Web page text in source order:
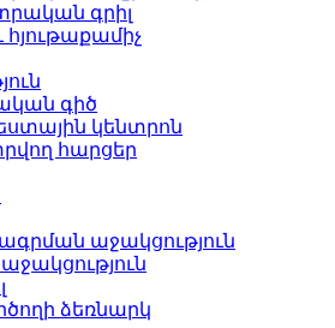
գրիլ
հյութաքամիչ
գիծ
կենտրոն
հարցեր
աջակցություն
աջակցություն
ձեռնարկ